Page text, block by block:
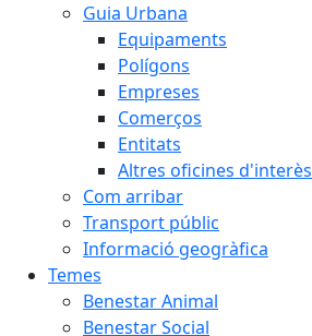
Guia Urbana
Equipaments
Polígons
Empreses
Comerços
Entitats
Altres oficines d'interès
Com arribar
Transport públic
Informació geogràfica
Temes
Benestar Animal
Benestar Social